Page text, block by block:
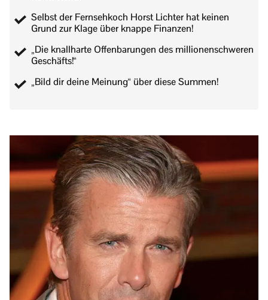
Selbst der Fernsehkoch Horst Lichter hat keinen
Grund zur Klage über knappe Finanzen!
„Die knallharte Offenbarungen des millionenschweren
Geschäfts!“
„Bild dir deine Meinung“ über diese Summen!